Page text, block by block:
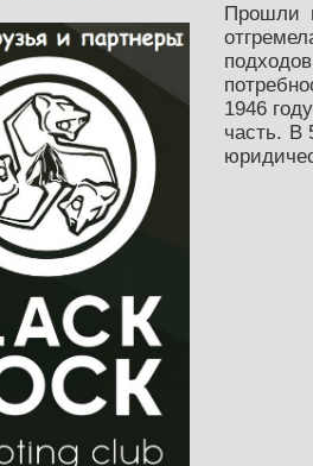
Прошли
1946
часть. В